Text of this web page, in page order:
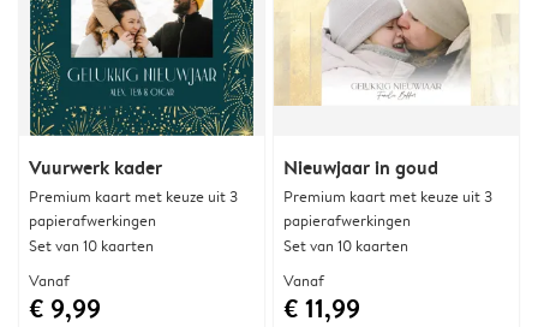
Vuurwerk kader
Premium kaart met keuze uit 3
papierafwerkingen
Set van 10 kaarten
Vanaf
€ 9,99
Nieuwjaar in goud
Premium kaart met keuze uit 3
papierafwerkingen
Set van 10 kaarten
Vanaf
€ 11,99